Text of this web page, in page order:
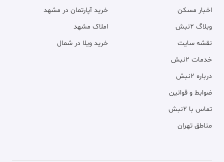
اخبار مسکن
وبلاگ ۲نبش
نقشه سایت
خدمات ۲نبش
درباره ۲نبش
ضوابط و قوانین
تماس با ۲نبش
مناطق تهران
خرید آپارتمان در مشهد
املاک مشهد
خرید ویلا در شمال